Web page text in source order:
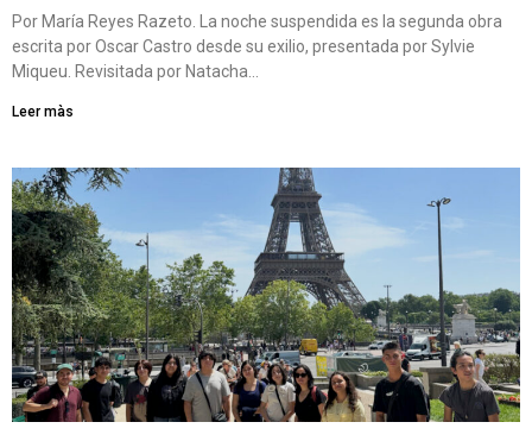
Por María Reyes Razeto. La noche suspendida es la segunda obra
escrita por Oscar Castro desde su exilio, presentada por Sylvie
Miqueu. Revisitada por Natacha…
Leer màs